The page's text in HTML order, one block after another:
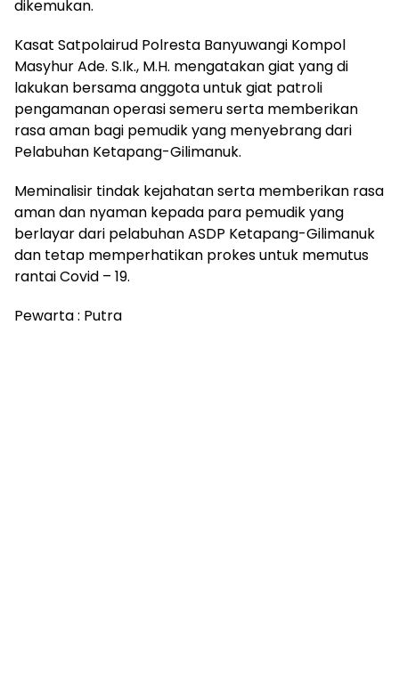
dikemukan.
Kasat Satpolairud Polresta Banyuwangi Kompol
Masyhur Ade. S.Ik., M.H. mengatakan giat yang di
lakukan bersama anggota untuk giat patroli
pengamanan operasi semeru serta memberikan
rasa aman bagi pemudik yang menyebrang dari
Pelabuhan Ketapang-Gilimanuk.
Meminalisir tindak kejahatan serta memberikan rasa
aman dan nyaman kepada para pemudik yang
berlayar dari pelabuhan ASDP Ketapang-Gilimanuk
dan tetap memperhatikan prokes untuk memutus
rantai Covid – 19.
Pewarta : Putra